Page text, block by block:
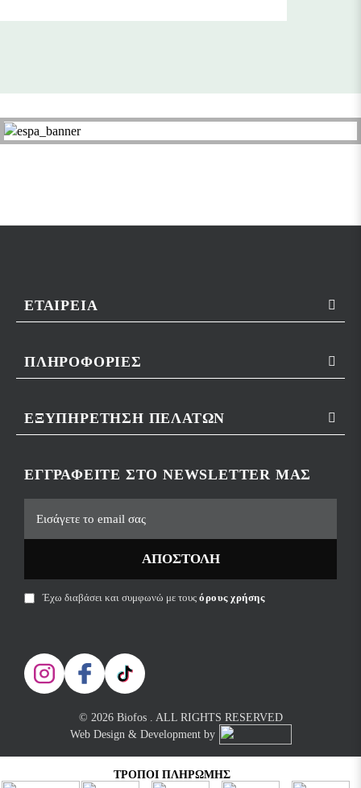
ΕΤΑΙΡΕΊΑ
ΠΛΗΡΟΦΟΡΊΕΣ
ΕΞΥΠΗΡΈΤΗΣΗ ΠΕΛΑΤΏΝ
ΕΓΓΡΑΦΕΊΤΕ ΣΤΟ NEWSLETTER ΜΑΣ
ΑΠΟΣΤΟΛΉ
Έχω διαβάσει και συμφωνώ με τους όρους χρήσης
© 2026 Biofos . ALL RIGHTS RESERVED
Web Design & Development by
ΤΡΌΠΟΙ ΠΛΗΡΩΜΉΣ